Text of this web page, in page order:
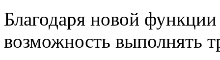
Благодаря новой функции
возможность выполнять